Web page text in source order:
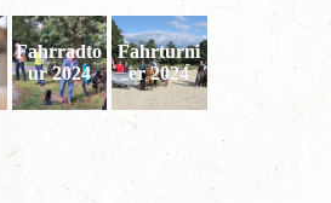
Fahrradto
ur 2024
Fahrturni
er 2024